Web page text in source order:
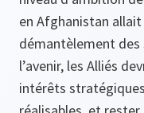
en Afghanistan
démantèlement
l’avenir, les Alliés
intérêts